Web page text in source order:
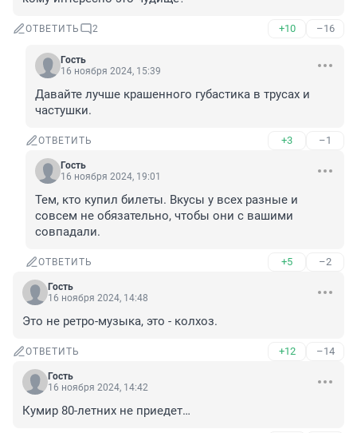
ОТВЕТИТЬ 2 +10 –16
Гость
16 ноября 2024, 15:39
Давайте лучше крашенного губастика в трусах и
частушки.
ОТВЕТИТЬ +3 –1
Гость
16 ноября 2024, 19:01
Тем, кто купил билеты. Вкусы у всех разные и
совсем не обязательно, чтобы они с вашими
совпадали.
ОТВЕТИТЬ +5 –2
Гость
16 ноября 2024, 14:48
Это не ретро-музыка, это - колхоз.
ОТВЕТИТЬ +12 –14
Гость
16 ноября 2024, 14:42
Кумир 80-летних не приедет…